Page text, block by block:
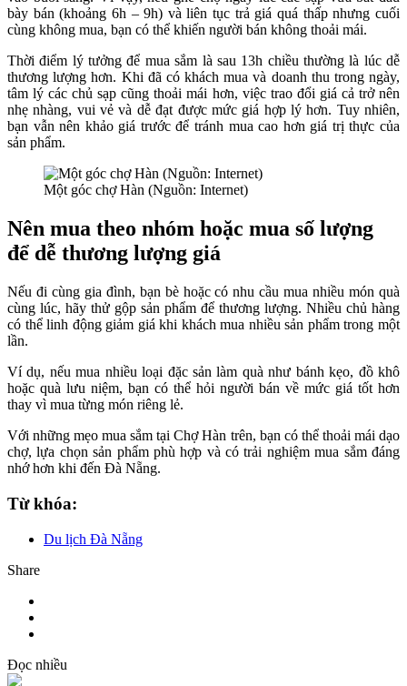
bày bán (khoảng 6h – 9h) và liên tục trả giá quá thấp nhưng cuối
cùng không mua, bạn có thể khiến người bán không thoải mái.
Thời điểm lý tưởng để mua sắm là sau 13h chiều thường là lúc dễ
thương lượng hơn. Khi đã có khách mua và doanh thu trong ngày,
tâm lý các chủ sạp cũng thoải mái hơn, việc trao đổi giá cả trở nên
nhẹ nhàng, vui vẻ và dễ đạt được mức giá hợp lý hơn. Tuy nhiên,
bạn vẫn nên khảo giá trước để tránh mua cao hơn giá trị thực của
sản phẩm.
Một góc chợ Hàn (Nguồn: Internet)
Nên mua theo nhóm hoặc mua số lượng
để dễ thương lượng giá
Nếu đi cùng gia đình, bạn bè hoặc có nhu cầu mua nhiều món quà
cùng lúc, hãy thử gộp sản phẩm để thương lượng. Nhiều chủ hàng
có thể linh động giảm giá khi khách mua nhiều sản phẩm trong một
lần.
Ví dụ, nếu mua nhiều loại đặc sản làm quà như bánh kẹo, đồ khô
hoặc quà lưu niệm, bạn có thể hỏi người bán về mức giá tốt hơn
thay vì mua từng món riêng lẻ.
Với những mẹo mua sắm tại Chợ Hàn trên, bạn có thể thoải mái dạo
chợ, lựa chọn sản phẩm phù hợp và có trải nghiệm mua sắm đáng
nhớ hơn khi đến Đà Nẵng.
Từ khóa:
Du lịch Đà Nẵng
Share
Đọc nhiều